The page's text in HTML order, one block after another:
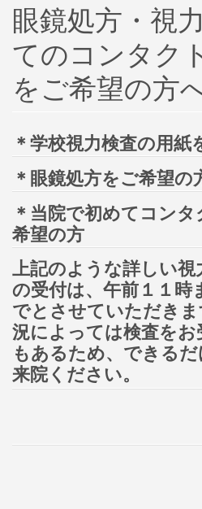
眼鏡処方・視
てのコンタク
をご希望の方
＊学校視力検査の用紙
＊眼鏡処方をご希望の
＊当院で初めてコン
希望の方
上記のような詳しい
の受付は、午前１１時
でとさせていただき
況によっては検査を
もあるため、できる
来院ください。